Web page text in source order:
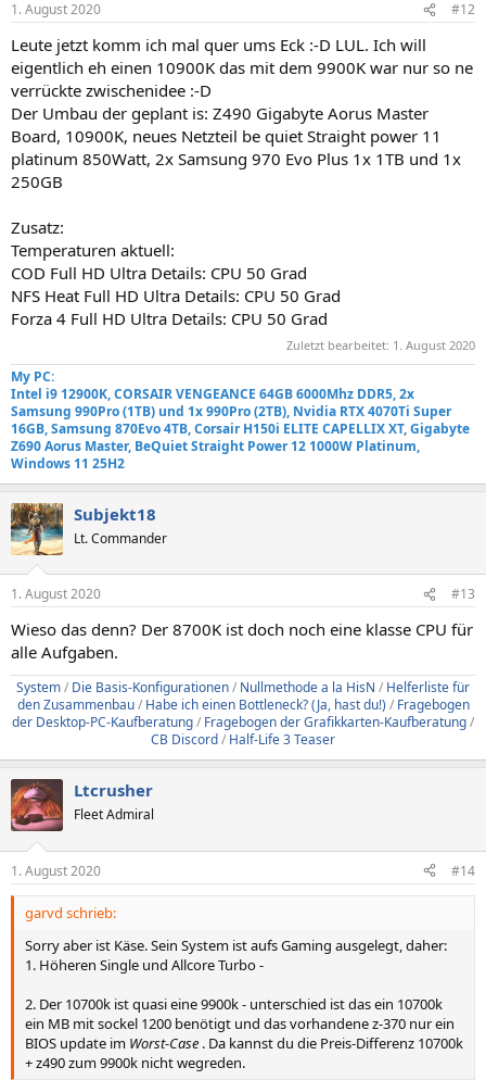
1. August 2020 #12
Leute jetzt komm ich mal quer ums Eck :-D LUL. Ich will
eigentlich eh einen 10900K das mit dem 9900K war nur so ne
verrückte zwischenidee :-D
Der Umbau der geplant is: Z490 Gigabyte Aorus Master
Board, 10900K, neues Netzteil be quiet Straight power 11
platinum 850Watt, 2x Samsung 970 Evo Plus 1x 1TB und 1x
250GB
Zusatz:
Temperaturen aktuell:
COD Full HD Ultra Details: CPU 50 Grad
NFS Heat Full HD Ultra Details: CPU 50 Grad
Forza 4 Full HD Ultra Details: CPU 50 Grad
Zuletzt bearbeitet: 1. August 2020
My PC:
Intel i9 12900K, CORSAIR VENGEANCE 64GB 6000Mhz DDR5, 2x
Samsung 990Pro (1TB) und 1x 990Pro (2TB), Nvidia RTX 4070Ti Super
16GB, Samsung 870Evo 4TB, Corsair H150i ELITE CAPELLIX XT, Gigabyte
Z690 Aorus Master, BeQuiet Straight Power 12 1000W Platinum,
Windows 11 25H2
Subjekt18
Lt. Commander
1. August 2020 #13
Wieso das denn? Der 8700K ist doch noch eine klasse CPU für
alle Aufgaben.
System/ Die Basis-Konfigurationen/ Nullmethode a la HisN / Helferliste für
den Zusammenbau/ Habe ich einen Bottleneck? (Ja, hast du!) / Fragebogen
der Desktop-PC-Kaufberatung/ Fragebogen der Grafikkarten-Kaufberatung/
CB Discord/ Half-Life 3 Teaser
Ltcrusher
Fleet Admiral
1. August 2020 #14
garvd schrieb:
Sorry aber ist Käse. Sein System ist aufs Gaming ausgelegt, daher:
1. Höheren Single und Allcore Turbo -
2. Der 10700k ist quasi eine 9900k - unterschied ist das ein 10700k
ein MB mit sockel 1200 benötigt und das vorhandene z-370 nur ein
BIOS update im Worst-Case . Da kannst du die Preis-Differenz 10700k
+ z490 zum 9900k nicht wegreden.